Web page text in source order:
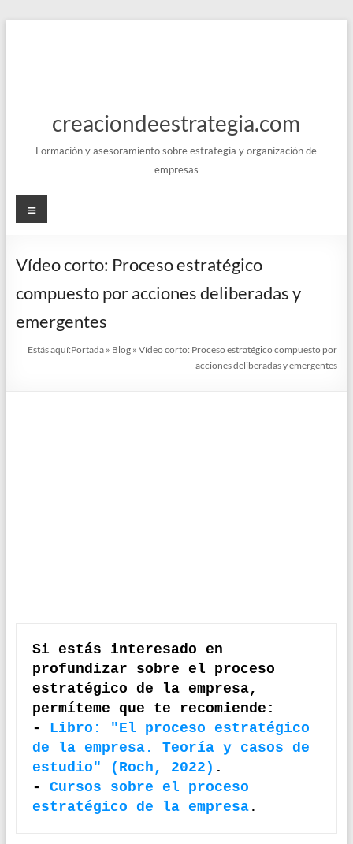
creaciondeestrategia.com
Formación y asesoramiento sobre estrategia y organización de
empresas
Menú
Vídeo corto: Proceso estratégico
compuesto por acciones deliberadas y
emergentes
Estás aquí:Portada » Blog »Vídeo corto: Proceso estratégico compuesto por
acciones deliberadas y emergentes
Si estás interesado en
profundizar sobre el proceso
estratégico de la empresa,
permíteme que te recomiende:
- Libro: "El proceso estratégico
de la empresa. Teoría y casos de
estudio" (Roch, 2022) .
- Cursos sobre el proceso
estratégico de la empresa.